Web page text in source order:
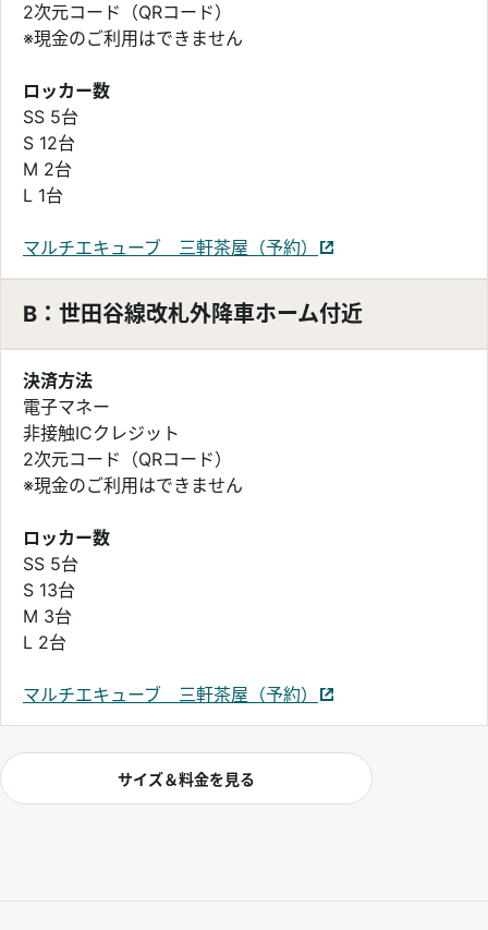
2次元コード（QRコード）
※現金のご利用はできません
ロッカー数
SS 5台
S 12台
M 2台
L 1台
マルチエキューブ 三軒茶屋（予約）
別ウィンドウで開く
B：世田谷線改札外降車ホーム付近
決済方法
電子マネー
非接触ICクレジット
2次元コード（QRコード）
※現金のご利用はできません
ロッカー数
SS 5台
S 13台
M 3台
L 2台
マルチエキューブ 三軒茶屋（予約）
別ウィンドウで開く
サイズ＆料金を見る